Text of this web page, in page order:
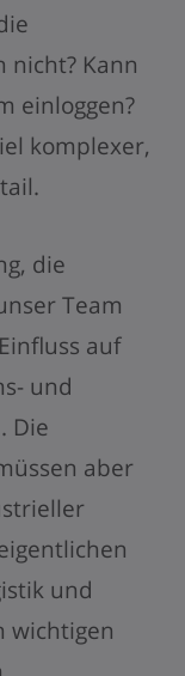
nicht? Kann
einloggen?
komplexer,
die
Team
auf
und
Die
aber
und
wichtigen